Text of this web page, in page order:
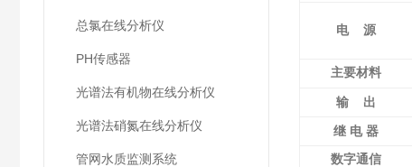
总氯在线分析仪
PH传感器
光谱法有机物在线分析仪
光谱法硝氮在线分析仪
管网水质监测系统
电 源
主要材料
输 出
继 电 器
数字通信